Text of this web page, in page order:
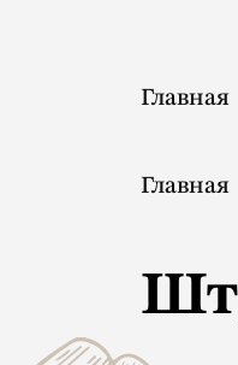
Главная
Главная